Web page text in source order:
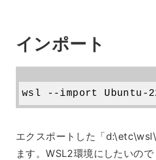
インポート
エクスポートした「
ます。WSL2環境にしたいの